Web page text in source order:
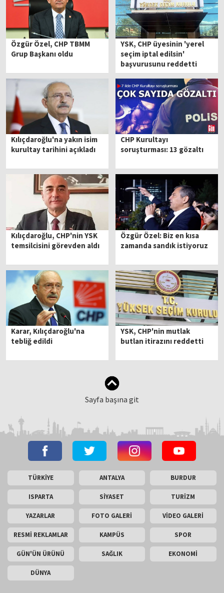
Özgür Özel, CHP TBMM
Grup Başkanı oldu
YSK, CHP üyesinin 'yerel
seçim iptal edilsin'
başvurusunu reddetti
Kılıçdaroğlu'na yakın isim
kurultay tarihini açıkladı
CHP Kurultayı
soruşturması: 13 gözaltı
Kılıçdaroğlu, CHP'nin YSK
temsilcisini görevden aldı
Özgür Özel: Biz en kısa
zamanda sandık istiyoruz
Karar, Kılıçdaroğlu'na
tebliğ edildi
YSK, CHP'nin mutlak
butlan itirazını reddetti
Sayfa başına git
TÜRKİYE ANTALYA BURDUR
ISPARTA SİYASET TURİZM
YAZARLAR FOTO GALERİ VİDEO GALERİ
RESMİ REKLAMLAR KAMPÜS SPOR
GÜN'ÜN ÜRÜNÜ SAĞLIK EKONOMİ
DÜNYA